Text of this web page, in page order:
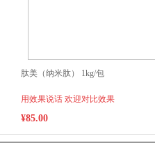
肽美（纳米肽） 1kg/包
用效果说话 欢迎对比效果
¥85.00